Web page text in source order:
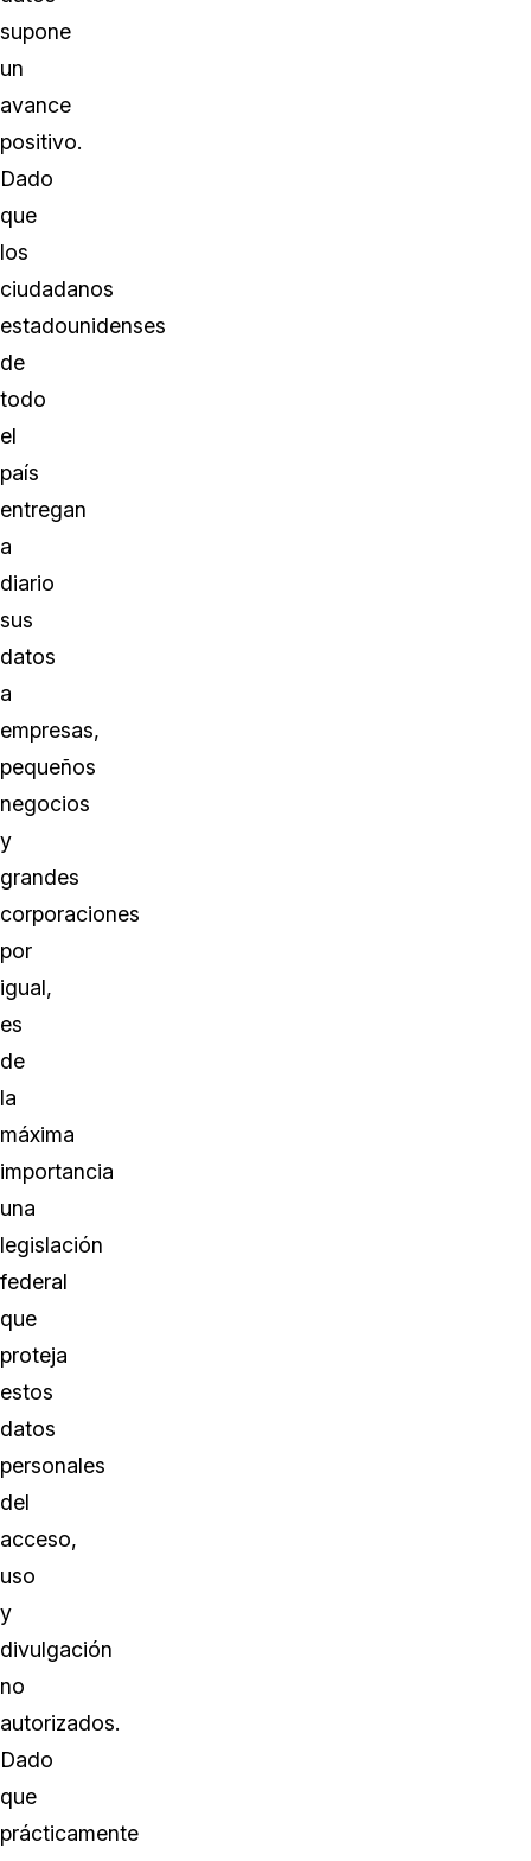
supone
un
avance
positivo.
Dado
que
los
ciudadanos
estadounidenses
de
todo
el
país
entregan
a
diario
sus
datos
a
empresas,
pequeños
negocios
y
grandes
corporaciones
por
igual,
es
de
la
máxima
importancia
una
legislación
federal
que
proteja
estos
datos
personales
del
acceso,
uso
y
divulgación
no
autorizados.
Dado
que
prácticamente